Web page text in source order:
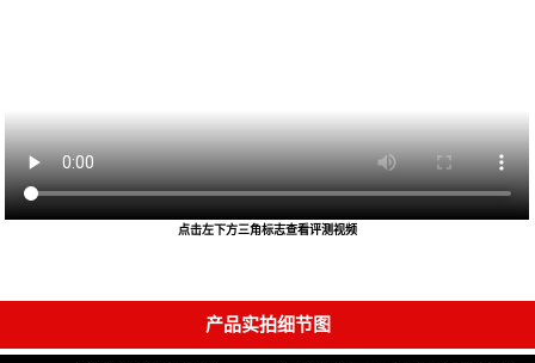
点击左下方三角标志查看评测视频
产品实拍细节图